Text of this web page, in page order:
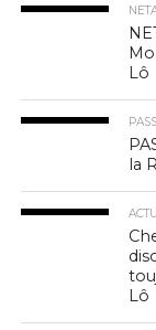
Lô
la
Lô